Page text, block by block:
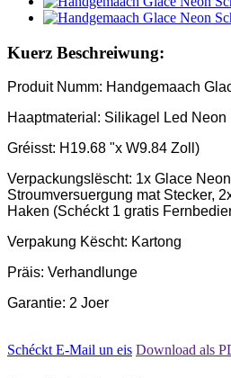
Kuerz Beschreiwung:
Produit Numm: Handgemaach
Haaptmaterial: Silikagel Led
Gréisst: H19.68 "x W9.84 Zoll)
Verpackungslëscht: 1x Glace
Stroumversuergung mat Stecker,
Haken (Schéckt 1 gratis
Verpakung Këscht: Kartong
Präis: Verhandlunge
Garantie: 2 Joer
Schéckt E-Mail un eis Download als